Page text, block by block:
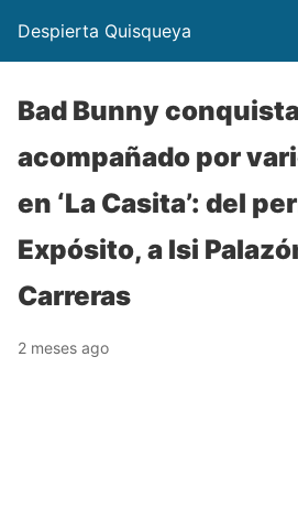
Despierta Quisqueya
Bad Bunny
acompañado por
en ‘La Casita’: del
Expósito, a Isi
Carreras
2 meses ago